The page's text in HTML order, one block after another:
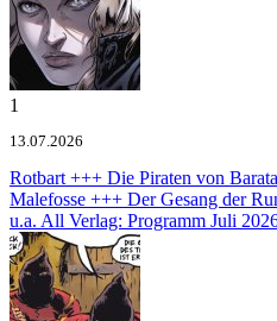
1
13.07.2026
Rotbart +++ Die Piraten von
Malefosse +++ Der Gesang der
u.a. All Verlag: Programm Juli